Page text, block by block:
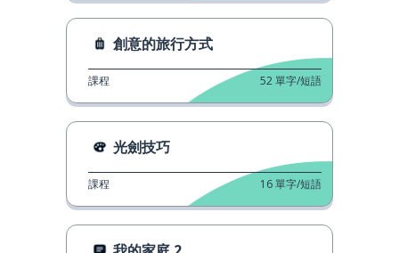
創意的旅行方式
課程 52單字/短語
光劍技巧
課程 16單字/短語